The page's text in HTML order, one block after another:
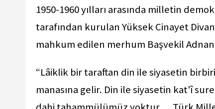
1950-1960 yılları arasında milletin
tarafından kurulan Yüksek Cinayet
mahkum edilen merhum Başvekil
“Lâiklik bir taraftan din ile siyasetin
manasına gelir. Din ile siyasetin kat'î